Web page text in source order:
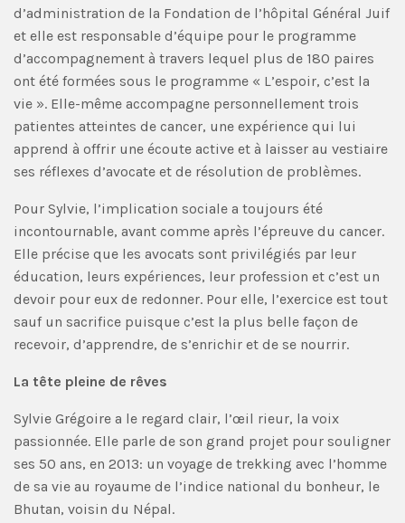
d’administration de la Fondation de l’hôpital Général Juif
et elle est responsable d’équipe pour le programme
d’accompagnement à travers lequel plus de 180 paires
ont été formées sous le programme « L’espoir, c’est la
vie ». Elle-même accompagne personnellement trois
patientes atteintes de cancer, une expérience qui lui
apprend à offrir une écoute active et à laisser au vestiaire
ses réflexes d’avocate et de résolution de problèmes.
Pour Sylvie, l’implication sociale a toujours été
incontournable, avant comme après l’épreuve du cancer.
Elle précise que les avocats sont privilégiés par leur
éducation, leurs expériences, leur profession et c’est un
devoir pour eux de redonner. Pour elle, l’exercice est tout
sauf un sacrifice puisque c’est la plus belle façon de
recevoir, d’apprendre, de s’enrichir et de se nourrir.
La tête pleine de rêves
Sylvie Grégoire a le regard clair, l’œil rieur, la voix
passionnée. Elle parle de son grand projet pour souligner
ses 50 ans, en 2013: un voyage de trekking avec l’homme
de sa vie au royaume de l’indice national du bonheur, le
Bhutan, voisin du Népal.